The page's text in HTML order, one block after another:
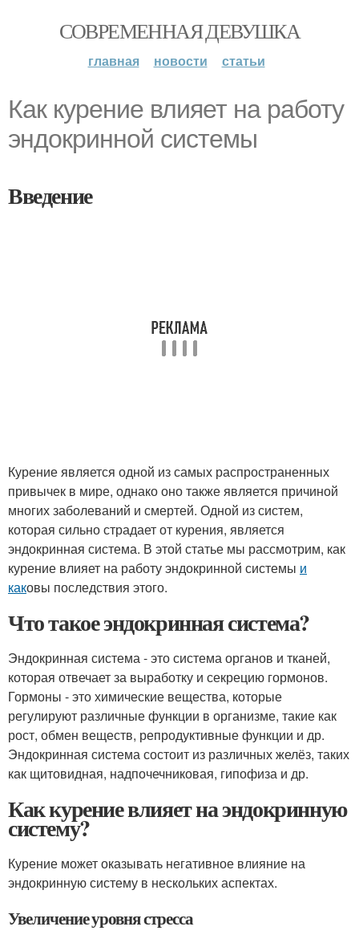
СОВРЕМЕННАЯ ДЕВУШКА
главная новости статьи
Как курение влияет на работу
эндокринной системы
Введение
Курение является одной из самых распространенных
привычек в мире, однако оно также является причиной
многих заболеваний и смертей. Одной из систем,
которая сильно страдает от курения, является
эндокринная система. В этой статье мы рассмотрим, как
курение влияет на работу эндокринной системы и
каковы последствия этого.
Что такое эндокринная система?
Эндокринная система - это система органов и тканей,
которая отвечает за выработку и секрецию гормонов.
Гормоны - это химические вещества, которые
регулируют различные функции в организме, такие как
рост, обмен веществ, репродуктивные функции и др.
Эндокринная система состоит из различных желёз, таких
как щитовидная, надпочечниковая, гипофиза и др.
Как курение влияет на эндокринную
систему?
Курение может оказывать негативное влияние на
эндокринную систему в нескольких аспектах.
Увеличение уровня стресса